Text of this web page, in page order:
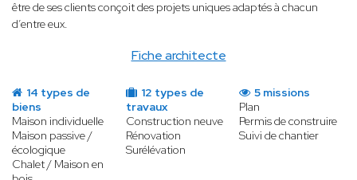
Fiche architecte
être de ses clients conçoit des projets uniques adaptés à chacun
d’entre eux.
14 types de
biens
Maison individuelle
Maison passive /
écologique
Chalet / Maison en
12 types de
travaux
Construction neuve
Rénovation
Surélévation
5 missions
Plan
Permis de construire
Suivi de chantier